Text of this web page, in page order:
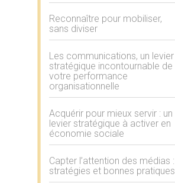
Reconnaître pour mobiliser,
sans diviser
Les communications, un levier
stratégique incontournable de
votre performance
organisationnelle
Acquérir pour mieux servir : un
levier stratégique à activer en
économie sociale
Capter l’attention des médias :
stratégies et bonnes pratiques